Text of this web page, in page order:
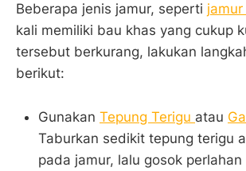
Beberapa jenis jamur, seperti
kali memiliki bau khas yang cukup
tersebut berkurang, lakukan
berikut:
Gunakan Tepung Terigu atau
Taburkan sedikit tepung terigu
pada jamur, lalu gosok